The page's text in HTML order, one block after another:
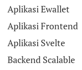
Aplikasi Ewallet
Aplikasi Frontend
Aplikasi Svelte
Backend Scalable